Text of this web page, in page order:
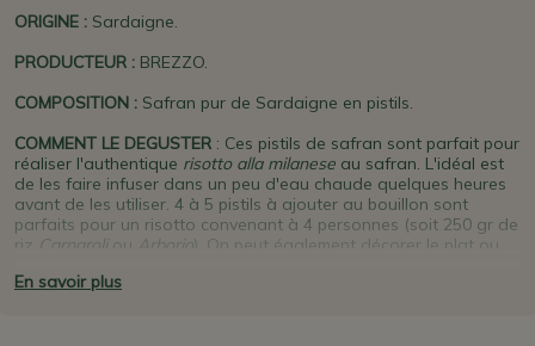
ORIGINE : Sardaigne.
PRODUCTEUR : BREZZO.
COMPOSITION : Safran pur de Sardaigne en pistils.
COMMENT LE DEGUSTER : Ces pistils de safran sont parfait pour
réaliser l'authentique risotto alla milanese au safran. L'idéal est
de les faire infuser dans un peu d'eau chaude quelques heures
avant de les utiliser. 4 à 5 pistils à ajouter au bouillon sont
parfaits pour un risotto convenant à 4 personnes (soit 250 gr de
riz Carnaroliou Arborio). On peut également décorer le plat ou
compter également 5 pistils pour 250 gr et pour une paëlla ou un
En savoir plus